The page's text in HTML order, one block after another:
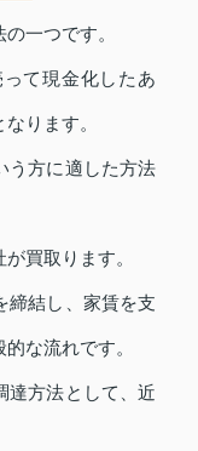
一つです。
て現金化したあ
ります。
う方に適した方法
買取ります。
締結し、家賃を支
な流れです。
達方法として、近